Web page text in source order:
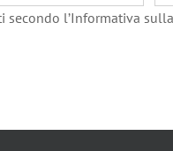
secondo l’Informativa